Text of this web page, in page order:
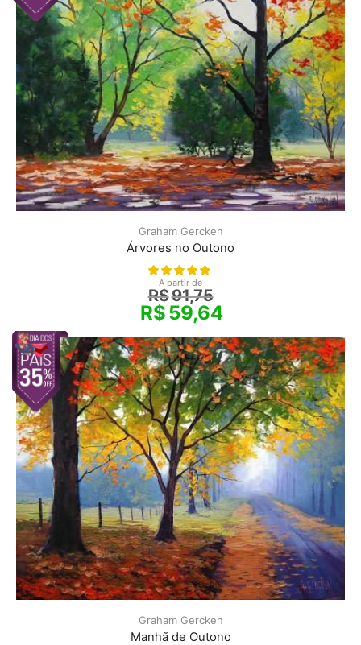
Graham Gercken
Árvores no Outono
A partir de
R$91,75
R$59,64
Graham Gercken
Manhã de Outono